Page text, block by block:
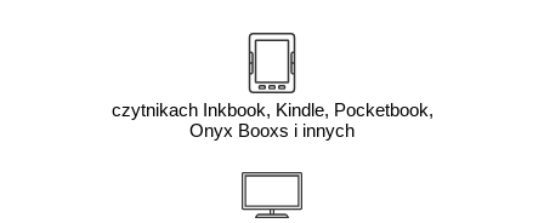
czytnikach Inkbook, Kindle, Pocketbook,
Onyx Booxs i innych